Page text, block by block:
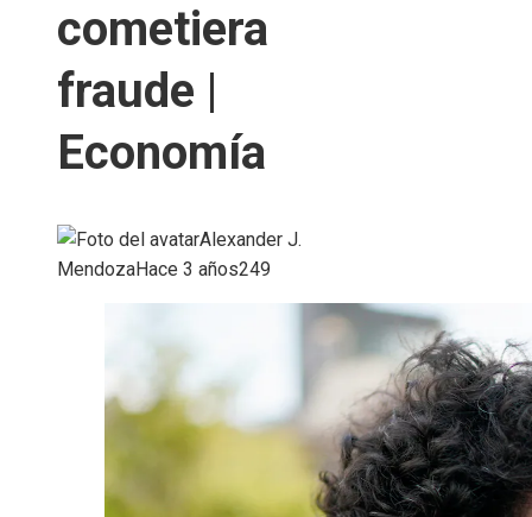
cometiera
fraude |
Economía
Alexander J.
MendozaHace 3 años249